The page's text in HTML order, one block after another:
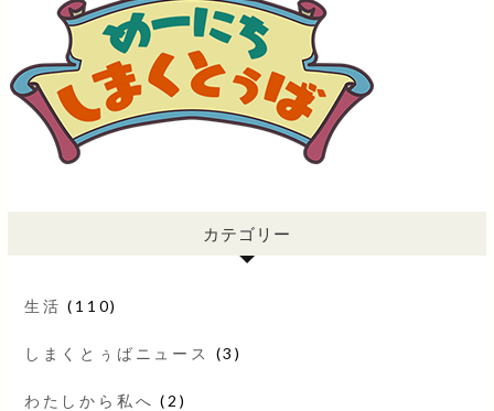
カテゴリー
生活 (110)
しまくとぅばニュース (3)
わたしから私へ (2)